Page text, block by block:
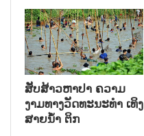
ສັບສ້າວຫາປາ ຄວາມ
ງາມທາງວັດທະນະທໍາ ເທິງ
ສາຍນໍ້າ ຕິກ